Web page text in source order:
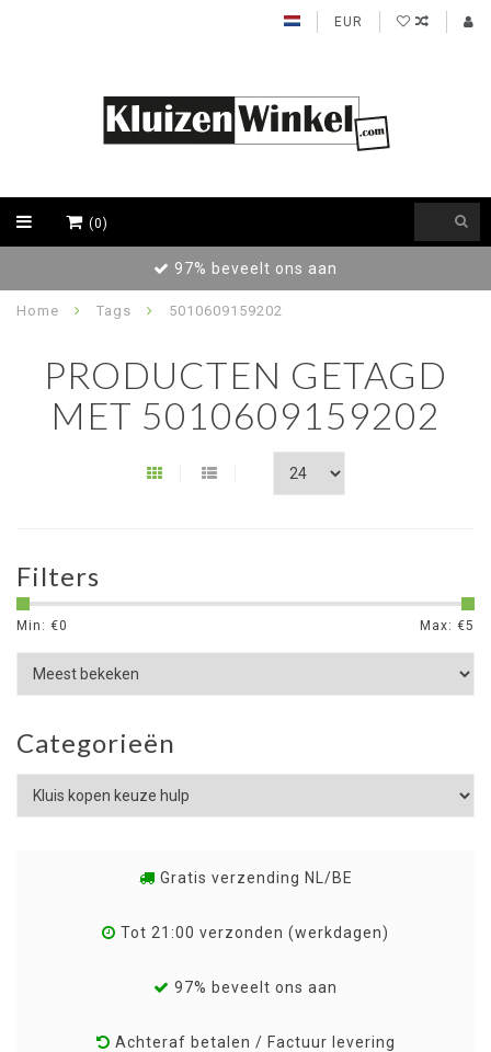
EUR
(0)
97% beveelt ons aan
Home Tags 5010609159202
PRODUCTEN GETAGD
MET 5010609159202
Filters
Min: €0 Max: €5
Categorieën
Gratis verzending NL/BE
Tot 21:00 verzonden (werkdagen)
97% beveelt ons aan
Achteraf betalen / Factuur levering